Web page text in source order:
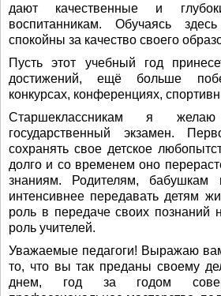
дают качественные и
воспитанникам. Обучаясь
спокойны за качество своего
Пусть этот учебный год
достижений, ещё больше
конкурсах, конференциях,
Старшеклассникам я
государственный экзамен.
сохранять свое детское
долго и со временем оно
знаниям. Родителям,
интенсивнее передавать детям
роль в передаче своих познаний
роль учителей.
Уважаемые педагоги! Выражаю вам
то, что вы так преданы своему
днем, год за годом